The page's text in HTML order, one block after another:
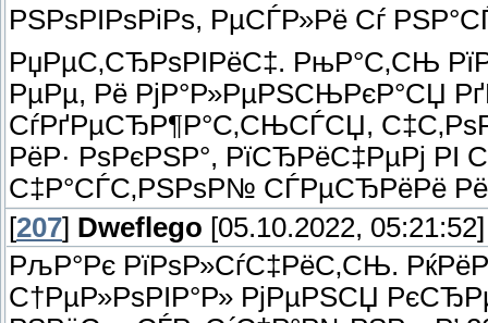
РЅРѕРІРѕРіРѕ, РµСЃР»Рё Сѓ
РџРµС‚СЂРѕРІРёС‡. РњР°С‚СЊ
РµРµ, Рё РјР°Р»РµРЅСЊРєР°СЏ
СѓРґРµСЂР¶Р°С‚СЊСЃСЏ,
РёР· РѕРєРЅР°, РїСЂРёС‡РµРј
С‡Р°СЃС‚РЅРѕР№ СЃРµСЂРёРё
[207] Dweflego [05.10.2022, 05:21:52]
РљР°Рє РїРѕР»СѓС‡РёС‚СЊ.
С†РµР»РѕРІР°Р» РјРµРЅСЏ